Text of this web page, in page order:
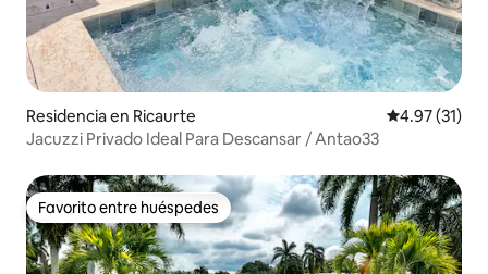
Residencia en Ricaurte Calificación
4.97 (31)
Jacuzzi Privado Ideal Para Descansar / Antao33
Favorito entre huéspedes
Favorito entre huéspedes